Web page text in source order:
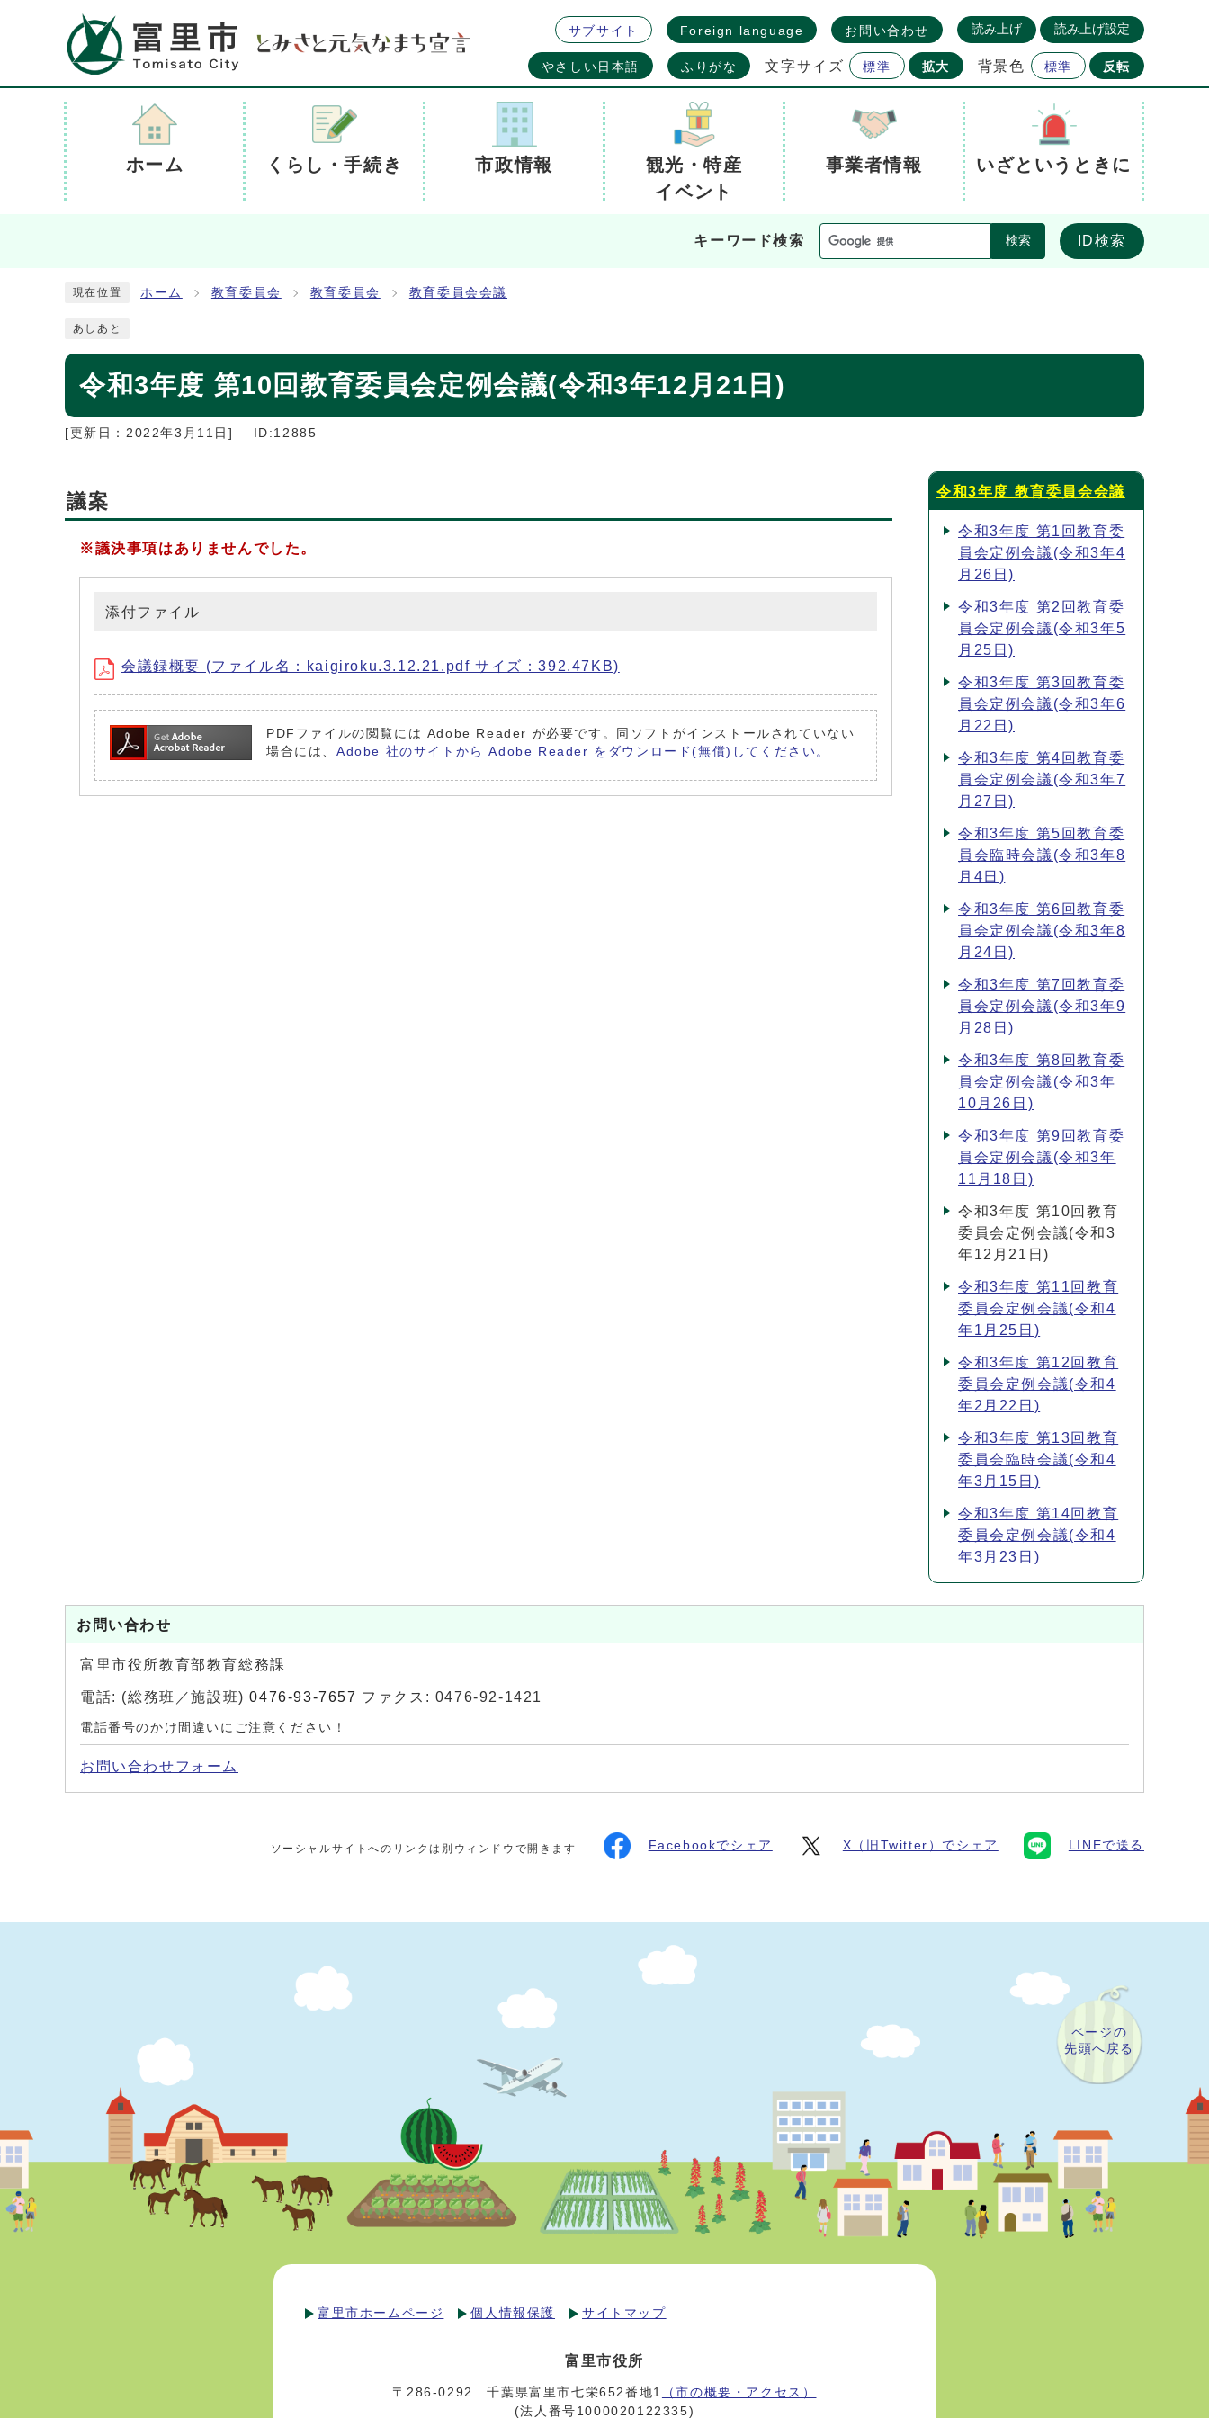
サブサイト Foreign language お問い合わせ 読み上げ 読み上げ設定
やさしい日本語 ふりがな 文字サイズ 標準 拡大 背景色 標準 反転
ホーム くらし・手続き 市政情報
観光・特産
イベント
事業者情報 いざというときに
キーワード検索 検索 ID検索
現在位置 ホーム 教育委員会 教育委員会 教育委員会会議
あしあと
令和3年度 第10回教育委員会定例会議(令和3年12月21日)
[更新日： 2022年3月11日 ] ID:12885
議案
※議決事項はありませんでした。
添付ファイル
会議録概要 (ファイル名：kaigiroku.3.12.21.pdf サイズ：392.47KB)
PDFファイルの閲覧には Adobe Reader が必要です。同ソフトがインストールされていない
場合には、 Adobe 社のサイトから Adobe Reader をダウンロード(無償)してください。
令和3年度 教育委員会会議
令和3年度 第1回教育委
員会定例会議(令和3年4
月26日)
令和3年度 第2回教育委
員会定例会議(令和3年5
月25日)
令和3年度 第3回教育委
員会定例会議(令和3年6
月22日)
令和3年度 第4回教育委
員会定例会議(令和3年7
月27日)
令和3年度 第5回教育委
員会臨時会議(令和3年8
月4日)
令和3年度 第6回教育委
員会定例会議(令和3年8
月24日)
令和3年度 第7回教育委
員会定例会議(令和3年9
月28日)
令和3年度 第8回教育委
員会定例会議(令和3年
10月26日)
令和3年度 第9回教育委
員会定例会議(令和3年
11月18日)
令和3年度 第10回教育
委員会定例会議(令和3
年12月21日)
令和3年度 第11回教育
委員会定例会議(令和4
年1月25日)
令和3年度 第12回教育
委員会定例会議(令和4
年2月22日)
令和3年度 第13回教育
委員会臨時会議(令和4
年3月15日)
令和3年度 第14回教育
委員会定例会議(令和4
年3月23日)
お問い合わせ
富里市役所教育部教育総務課
電話: (総務班／施設班)0476-93-7657 ファクス: 0476-92-1421
電話番号のかけ間違いにご注意ください！
お問い合わせフォーム
ソーシャルサイトへのリンクは別ウィンドウで開きます Facebookでシェア X（旧Twitter）でシェア LINEで送る
ページの
先頭へ戻る
富里市ホームページ 個人情報保護 サイトマップ
富里市役所
〒286-0292 千葉県富里市七栄652番地1
（市の概要・アクセス）
(法人番号1000020122335)